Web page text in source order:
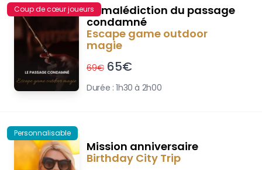
Coup de cœur joueursLa malédiction du passage
condamné
Escape game outdoor
magie
69€ 65€
Durée :1h30 à 2h00
Personnalisable
Mission anniversaire
Birthday City Trip